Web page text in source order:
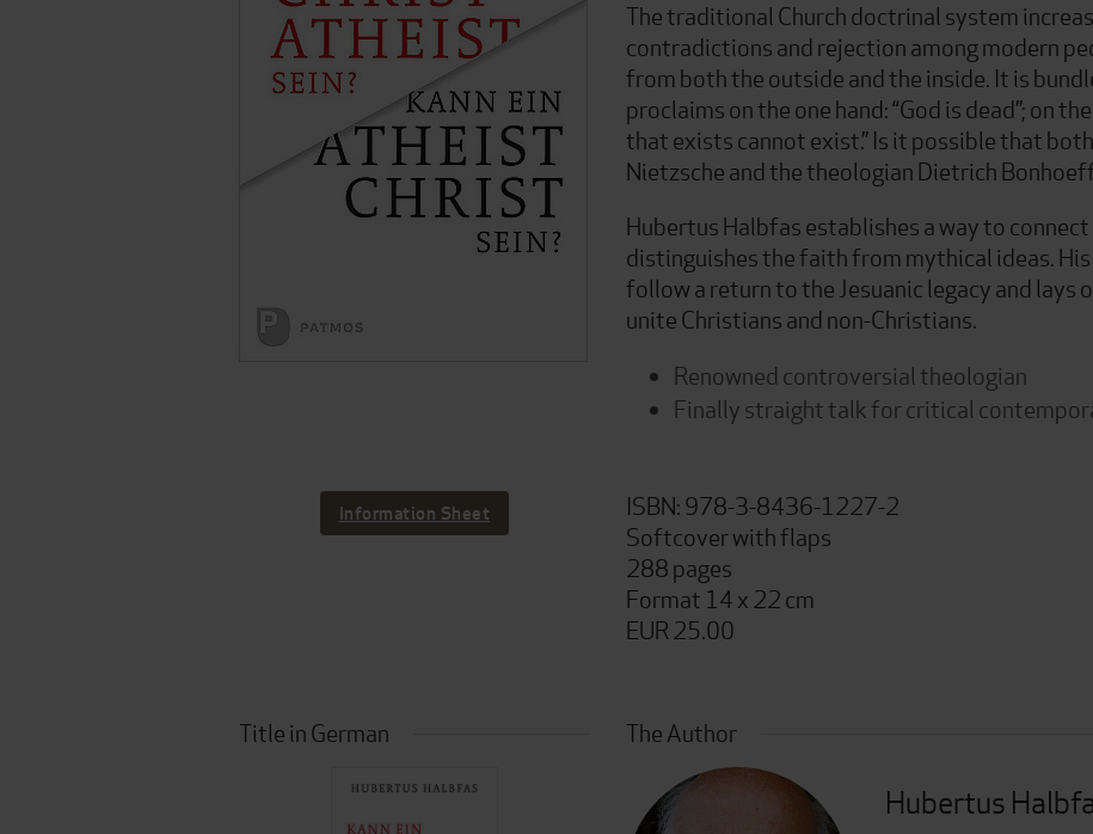
The traditional Church doctrinal system
contradictions and rejection among modern
from both the outside and the inside. It is
proclaims on the one hand: “God is dead”; on
that exists cannot exist.” Is it possible that
Nietzsche and the theologian Dietrich
Hubertus Halbfas establishes a way to
distinguishes the faith from mythical ideas.
follow a return to the Jesuanic legacy and lays
unite Christians and non-Christians.
Renowned controversial theologian
Finally straight talk for critical
Information Sheet
ISBN: 978-3-8436-1227-2
Softcover with flaps
288 pages
Format 14 x 22 cm
EUR 25.00
Title in German The Author
Hubertus